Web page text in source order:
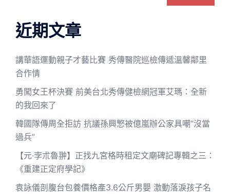
近期文章
講華語運動親子才藝比賽 秀傳醫院巡檢傳遞溫馨鄰里
合作情
勇闖女王杯決賽 前美台北秀傳健檢網冠軍艾瑪：全新
的我回來了
韓國隊傳周全拒訪 抗議孫興慜被億嵐辦公家具嘲“沒當
過兵”
【元·孛朮魯翀】正找九宮格時租定文廟碑記專輯之三：
《重建正定府學記》
袁詠儀剖腹台包養價格產3.6公斤男嬰 激動落淚孩子名